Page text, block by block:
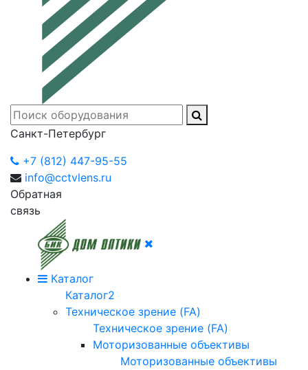
Санкт-Петербург
+7 (812) 447-95-55
info@cctvlens.ru
Обратная
связь
Каталог
Каталог2
Техническое зрение (FA)
Техническое зрение (FA)
Моторизованные объективы
Моторизованные объективы